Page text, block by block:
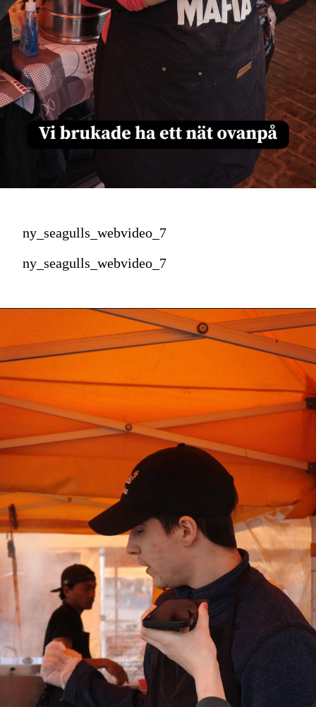
ny_seagulls_webvideo_7
ny_seagulls_webvideo_7